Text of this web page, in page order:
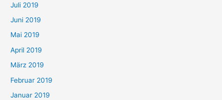
Juli 2019
Juni 2019
Mai 2019
April 2019
März 2019
Februar 2019
Januar 2019